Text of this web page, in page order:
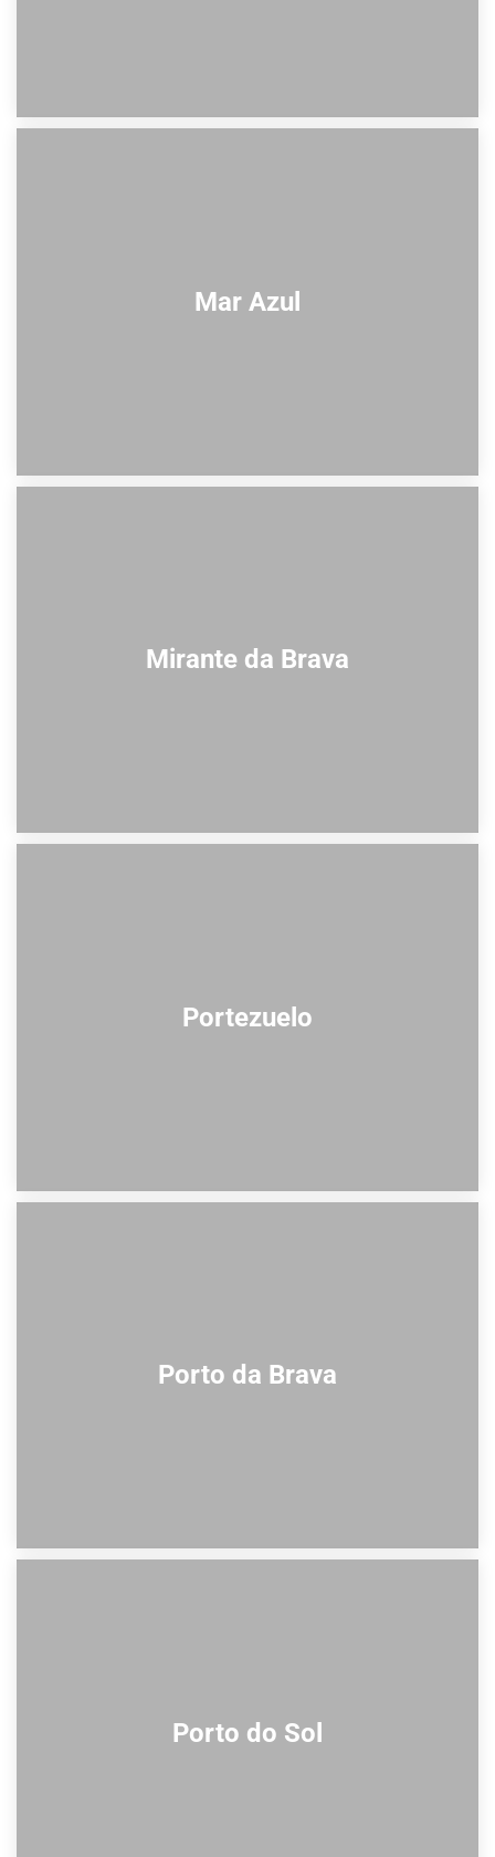
Mar Azul
Mirante da Brava
Portezuelo
Porto da Brava
Porto do Sol